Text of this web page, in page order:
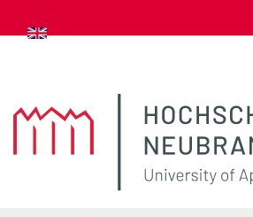
zum Inhalt springen